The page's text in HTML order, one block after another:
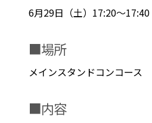
6月29日（土）17:20～17:40
■場所
メインスタンドコンコース
■内容